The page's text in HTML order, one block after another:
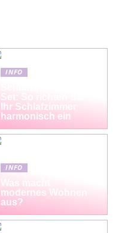
INFO
Set: So richten Sie
Ihr Schlafzimmer
harmonisch ein
INFO
Was macht
modernes Wohnen
aus?